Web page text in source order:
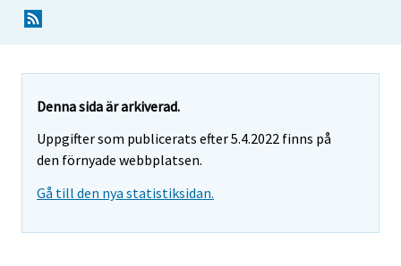
Denna sida är arkiverad.
Uppgifter som publicerats efter 5.4.2022 finns på
den förnyade webbplatsen.
Gå till den nya statistiksidan.